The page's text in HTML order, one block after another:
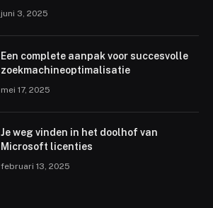
juni 3, 2025
Een complete aanpak voor succesvolle
zoekmachineoptimalisatie
mei 17, 2025
Je weg vinden in het doolhof van
Microsoft licenties
februari 13, 2025